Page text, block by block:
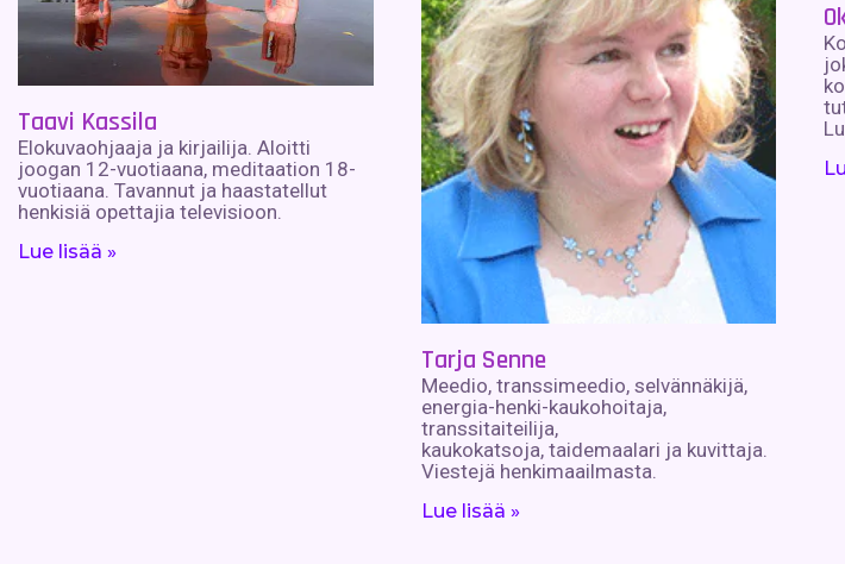
Taavi Kassila
Elokuvaohjaaja ja kirjailija. Aloitti
joogan 12-vuotiaana, meditaation 18-
vuotiaana. Tavannut ja haastatellut
henkisiä opettajia televisioon.
Lue lisää »
Tarja Senne
Meedio, transsimeedio, selvännäkijä,
energia-henki-kaukohoitaja,
transsitaiteilija,
kaukokatsoja, taidemaalari ja kuvittaja.
Viestejä henkimaailmasta.
Lue lisää »